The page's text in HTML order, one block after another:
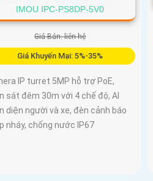
IMOU IPC-PS8DP-5V0
Giá Bán: liên hệ
Giá Khuyến Mại: 5%-35%
IP turret 5MP hỗ trợ PoE,
sát đêm 30m với 4 chế độ, AI
diện người và xe, đèn cảnh báo
nháy, chống nước IP67